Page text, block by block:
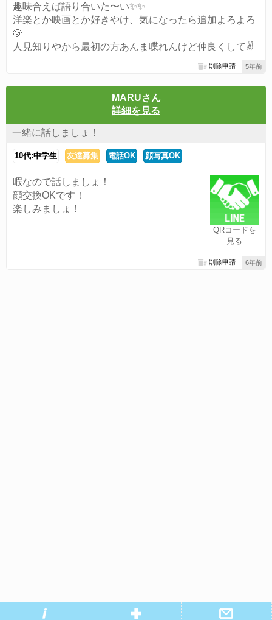
趣味合えば語り合いた〜い✨✨
洋楽とか映画とか好きやけ、気になったら追加よろよろ
🐶
人見知りやから最初の方あんま喋れんけど仲良くして✌️
5年前
削除申請
MARUさん
詳細を見る
一緒に話しましょ！
10代:中学生 友達募集 電話OK 顔写真OK
QRコードを
見る
暇なので話しましょ！
顔交換OKです！
楽しみましょ！
6年前
削除申請